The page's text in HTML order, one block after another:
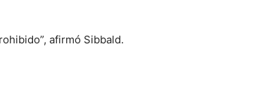
afirmó Sibbald.